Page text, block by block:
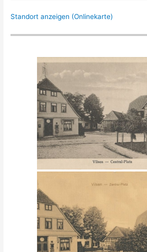
Standort anzeigen (Onlinekarte)